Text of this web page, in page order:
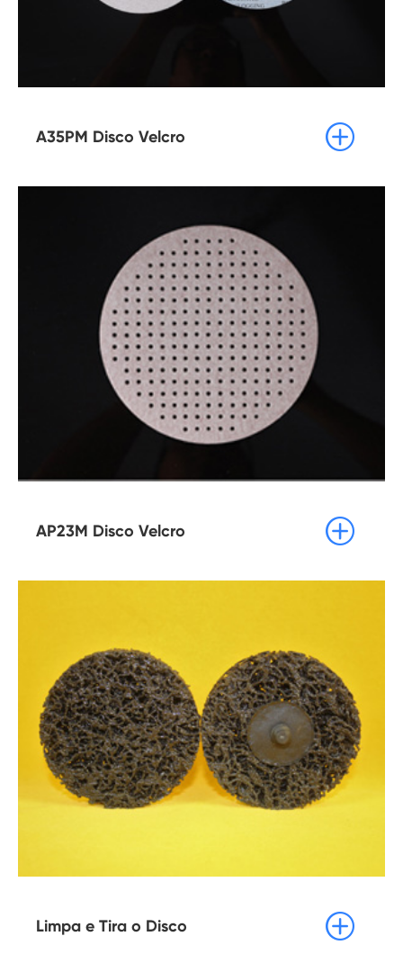
A35PM Disco Velcro 
AP23M Disco Velcro 
Limpa e Tira o Disco 